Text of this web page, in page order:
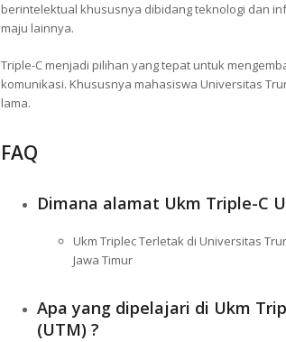
berintelektual khususnya dibidang teknologi dan
maju lainnya.
Triple-C menjadi pilihan yang tepat untuk
komunikasi. Khususnya mahasiswa Universitas
lama.
FAQ
Dimana alamat Ukm Triple-C
Ukm Triplec Terletak di Universitas
Jawa Timur
Apa yang dipelajari di Ukm
(UTM) ?